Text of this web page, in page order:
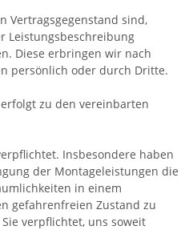
Vertragsgegenstand sind,
Leistungsbeschreibung
Diese erbringen wir nach
persönlich oder durch Dritte.
zu den vereinbarten
Insbesondere haben
der Montageleistungen die
in einem
gefahrenfreien Zustand zu
verpflichtet, uns soweit